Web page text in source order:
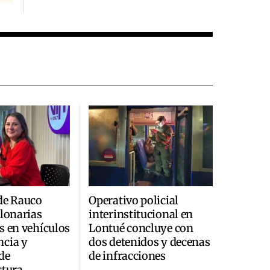
Rauco
en vehículos
y
Operativo policial
interinstitucional en
Lontué concluye con
dos detenidos y decenas
de infracciones